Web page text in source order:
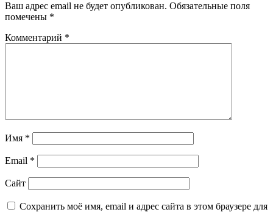
Ваш адрес email не будет опубликован. Обязательные поля
помечены *
Комментарий *
Имя *
Email *
Сайт
Сохранить моё имя, email и адрес сайта в этом браузере для